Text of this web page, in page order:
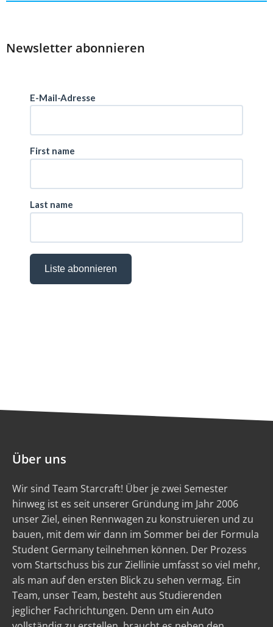
Newsletter abonnieren
Über uns
Wir sind Team Starcraft! Über je zwei Semester
hinweg ist es seit unserer Gründung im Jahr 2006
unser Ziel, einen Rennwagen zu konstruieren und zu
bauen, mit dem wir dann im Sommer bei der Formula
Student Germany teilnehmen können. Der Prozess
vom Startschuss bis zur Ziellinie umfasst so viel mehr,
als man auf den ersten Blick zu sehen vermag. Ein
Team, unser Team, besteht aus Studierenden
jeglicher Fachrichtungen. Denn um ein Auto